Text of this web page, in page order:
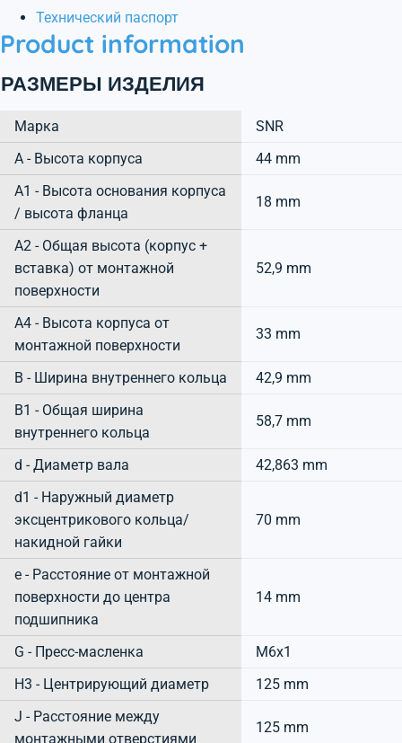
Технический паспорт
Product information
РАЗМЕРЫ ИЗДЕЛИЯ
Марка
SNR
А - Высота корпуса
44 mm
A1 - Высота основания корпуса
/ высота фланца
18 mm
A2 - Общая высота (корпус +
вставка) от монтажной
поверхности
52,9 mm
A4 - Высота корпуса от
монтажной поверхности
33 mm
B - Ширина внутреннего кольца
42,9 mm
B1 - Общая ширина
внутреннего кольца
58,7 mm
d - Диаметр вала
42,863 mm
d1 - Наружный диаметр
эксцентрикового кольца/
накидной гайки
70 mm
e - Расстояние от монтажной
поверхности до центра
подшипника
14 mm
G - Пресс-масленка
M6x1
H3 - Центрирующий диаметр
125 mm
J - Расстояние между
монтажными отверстиями
125 mm